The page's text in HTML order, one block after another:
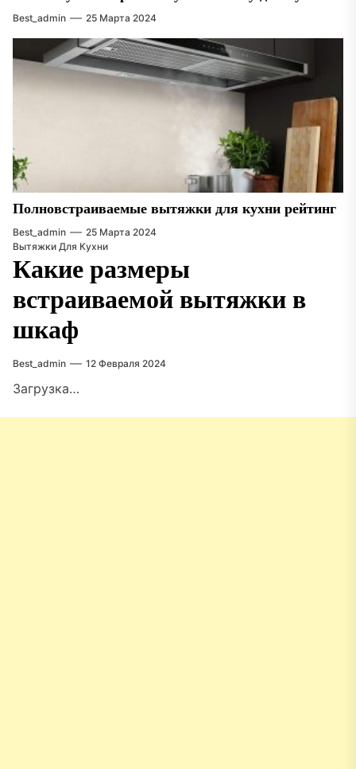
Best_admin 25 Марта 2024
Полновстраиваемые вытяжки для кухни рейтинг
Best_admin
25 Марта 2024
Вытяжки Для Кухни
Какие размеры
встраиваемой вытяжки в
шкаф
Best_admin 12 Февраля 2024
Загрузка…